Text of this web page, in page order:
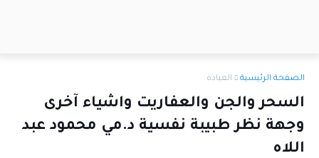
الصفحة الرئيسية العيادة
السحر والجن والعفاريت واشياء آخرى
وجهة نظر طبيبة نفسية د.مي محمود عبد
اللاه